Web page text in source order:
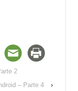
2
– Parte 4
›